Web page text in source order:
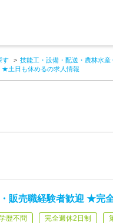
す 技能工・設備・配送・農林水産
土日も休めるの求人情報
販売職経験者歓迎 ★完
歴不問 完全週休2日制